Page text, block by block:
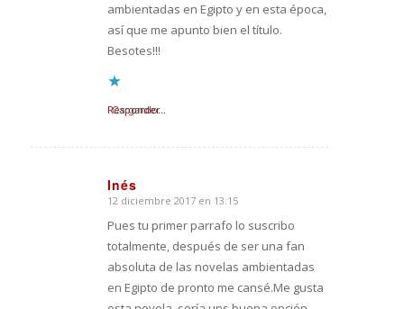
ambientadas en Egipto y en esta época,
así que me apunto bien el título.
Besotes!!!
Cargando...
Responder
Inés
Dice:
12 diciembre 2017 en 13:15
Pues tu primer parrafo lo suscribo
totalmente, después de ser una fan
absoluta de las novelas ambientadas
en Egipto de pronto me cansé.Me gusta